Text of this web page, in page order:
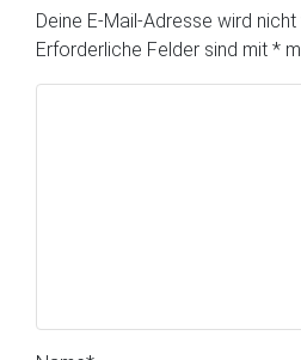
Deine E-Mail-Adresse wird
Erforderliche Felder sind mit *